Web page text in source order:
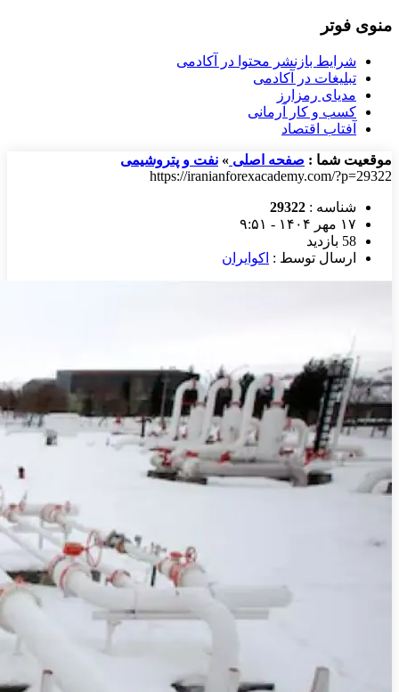
منوی فوتر
شرایط بازنشر محتوا در آکادمی
تبلیغات در آکادمی
مدیای رمزارز
کسب و کار آرمانی
آفتاب اقتصاد
موقعیت شما : صفحه اصلی » نفت و پتروشیمی
https://iranianforexacademy.com/?p=29322
شناسه : 29322
۱۷ مهر ۱۴۰۴ - ۹:۵۱
58 بازدید
ارسال توسط : اکوایران